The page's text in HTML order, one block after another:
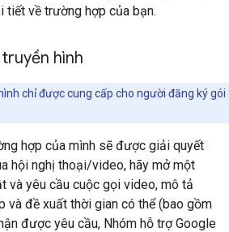
tiết về trường hợp của bạn.
hình
chỉ được cung cấp cho người đăng ký gói
hợp của mình sẽ được giải quyết
hội nghị thoại/video, hãy mở một
và yêu cầu cuộc gọi video, mô tả
và đề xuất thời gian có thể (bao gồm
được yêu cầu, Nhóm hỗ trợ Google